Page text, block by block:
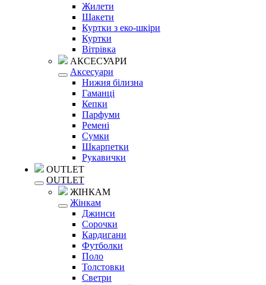
Жилети
Шакети
Куртки з еко-шкіри
Куртки
Вітрівка
АКСЕСУАРИ
Аксесуари
Нижня білизна
Гаманці
Кепки
Парфуми
Ремені
Сумки
Шкарпетки
Рукавички
OUTLET
OUTLET
ЖІНКАМ
Жінкам
Джинси
Сорочки
Кардигани
Футболки
Поло
Толстовки
Светри